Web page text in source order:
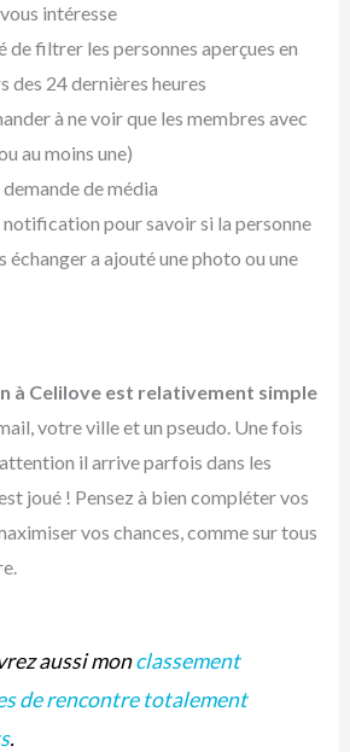
intéresse
de filtrer les personnes aperçues en
des 24 dernières heures
à ne voir que les membres avec
au moins une)
de média
notification pour savoir si la personne
échanger a ajouté une photo ou une
à Celilove est relativement simple
votre ville et un pseudo. Une fois
il arrive parfois dans les
joué ! Pensez à bien compléter vos
vos chances, comme sur tous
aussi monclassement
de rencontre totalement
.